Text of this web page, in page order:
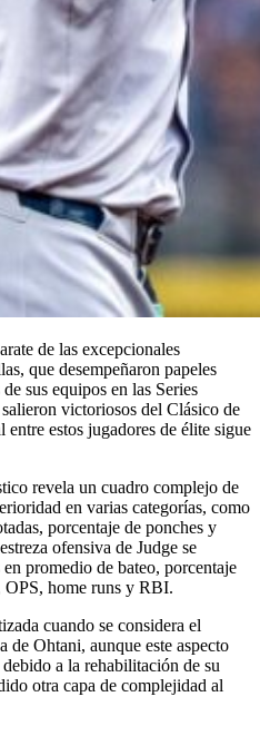
de las excepcionales
que desempeñaron papeles
sus equipos en las Series
victoriosos del Clásico de
estos jugadores de élite sigue
revela un cuadro complejo de
en varias categorías, como
porcentaje de ponches y
ofensiva de Judge se
promedio de bateo, porcentaje
OPS, home runs y RBI.
cuando se considera el
de Ohtani, aunque este aspecto
a la rehabilitación de su
otra capa de complejidad al